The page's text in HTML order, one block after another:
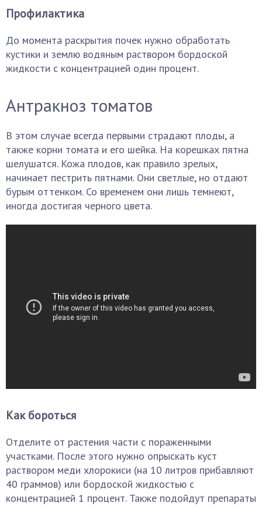
Профилактика
До момента раскрытия почек нужно обработать
кустики и землю водяным раствором бордоской
жидкости с концентрацией один процент.
Антракноз томатов
В этом случае всегда первыми страдают плоды, а
также корни томата и его шейка. На корешках пятна
шелушатся. Кожа плодов, как правило зрелых,
начинает пестрить пятнами. Они светлые, но отдают
бурым оттенком. Со временем они лишь темнеют,
иногда достигая черного цвета.
Как бороться
Отделите от растения части с пораженными
участками. После этого нужно опрыскать куст
раствором меди хлорокиси (на 10 литров прибавляют
40 граммов) или бордоской жидкостью с
концентрацией 1 процент. Также подойдут препараты